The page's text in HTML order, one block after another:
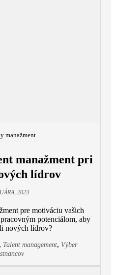
manažment
manažment pri
lídrov
2023
pre motiváciu vašich
potenciálom, aby
nových lídrov?
Talent management, Výber